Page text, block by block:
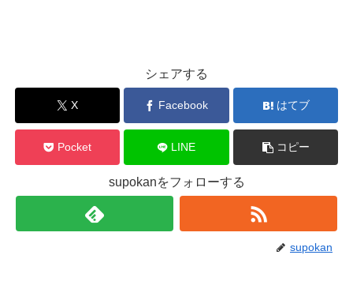
シェアする
X Facebook はてブ
Pocket LINE コピー
supokanをフォローする
supokan